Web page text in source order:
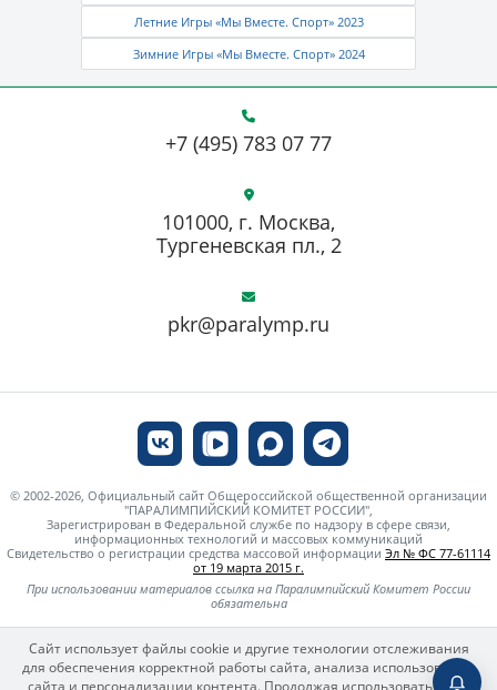
Летние Игры «Мы Вместе. Спорт» 2023
Зимние Игры «Мы Вместе. Спорт» 2024
+7 (495) 783 07 77
pkr@paralymp.ru
101000, г. Москва,
Тургеневская пл., 2
© 2002-2026, Официальный сайт Общероссийской общественной организации
"ПАРАЛИМПИЙСКИЙ КОМИТЕТ РОССИИ",
Зарегистрирован в Федеральной службе по надзору в сфере связи,
информационных технологий и массовых коммуникаций
Свидетельство о регистрации средства массовой информации Эл № ФС 77-61114
от 19 марта 2015 г.
При использовании материалов ссылка на Паралимпийский Комитет России
обязательна
Сайт использует файлы cookie и другие технологии отслеживания
для обеспечения корректной работы сайта, анализа использования